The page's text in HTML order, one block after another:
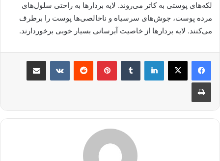
لکه‌های پوستی به کاتر می‌روند. لایه ‌بردارها به راحتی سلول‌های
مرده پوست، جوش‌های سرسیاه و ناخالصی‌ها پوست را برطرف
می‌کنند. لایه‌ بردارها از خاصیت آبرسانی بسیار خوبی برخوردارند.
لینکدین ‫تامبلر پینترست‫رددیت ‫VKontakteاشتراک گذاری از طریق ایمیل
چاپ